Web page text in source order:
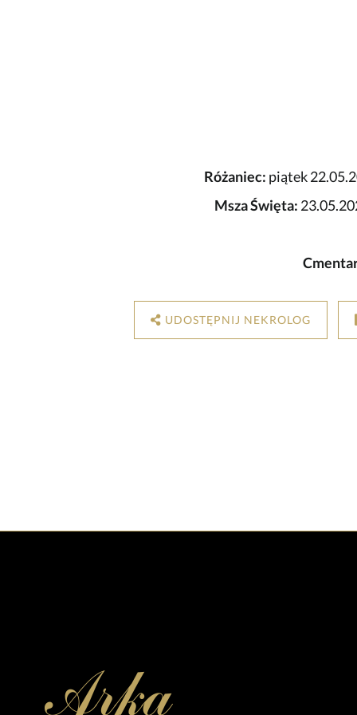
Różaniec: piątek
Msza Święta:
UDOSTĘPNIJ NEKROLOG